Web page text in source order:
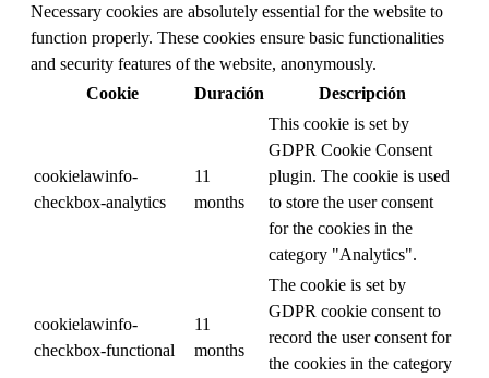
Necessary cookies are absolutely essential for the website to
function properly. These cookies ensure basic functionalities
and security features of the website, anonymously.
Cookie
Duración Descripción
cookielawinfo-
checkbox-analytics
11
months
This cookie is set by
GDPR Cookie Consent
plugin. The cookie is used
to store the user consent
for the cookies in the
category "Analytics".
cookielawinfo-
checkbox-functional
11
months
The cookie is set by
GDPR cookie consent to
record the user consent for
the cookies in the category